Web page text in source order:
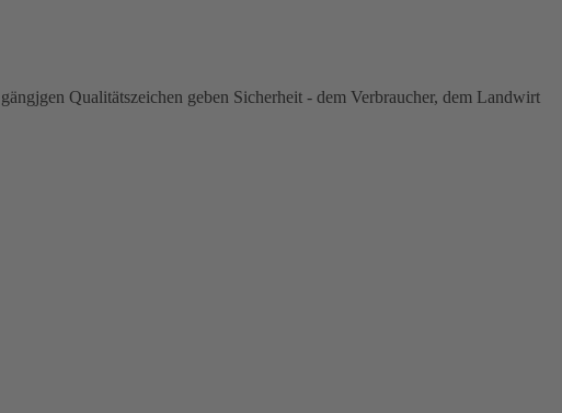
Qualitätszeichen geben Sicherheit - dem Verbraucher, dem Landwirt